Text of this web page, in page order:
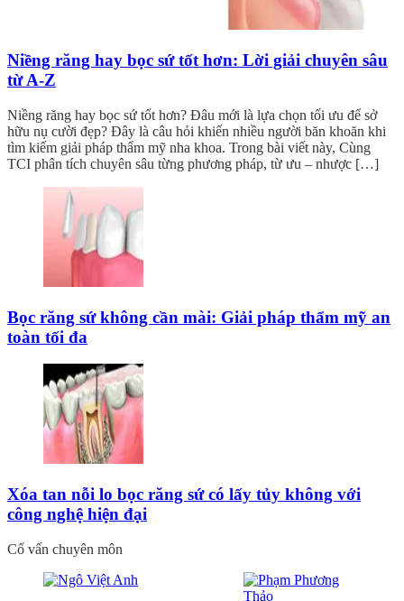
Niềng răng hay bọc sứ tốt hơn: Lời giải chuyên sâu
từ A-Z
Niềng răng hay bọc sứ tốt hơn? Đâu mới là lựa chọn tối ưu để sở
hữu nụ cười đẹp? Đây là câu hỏi khiến nhiều người băn khoăn khi
tìm kiếm giải pháp thẩm mỹ nha khoa. Trong bài viết này, Cùng
TCI phân tích chuyên sâu từng phương pháp, từ ưu – nhược […]
Bọc răng sứ không cần mài: Giải pháp thẩm mỹ an
toàn tối đa
Xóa tan nỗi lo bọc răng sứ có lấy tủy không với
công nghệ hiện đại
Cố vấn chuyên môn